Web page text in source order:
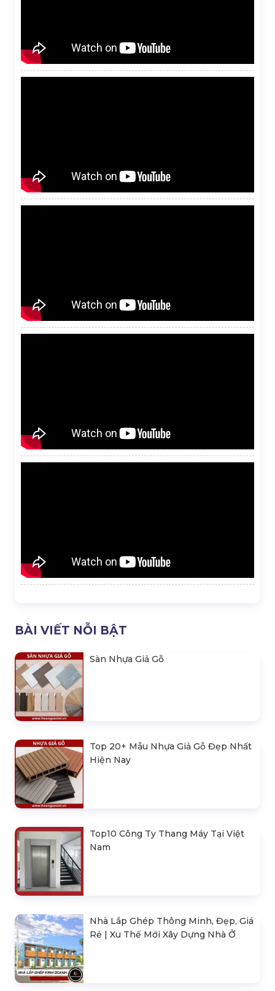
BÀI VIẾT NỖI BẬT
Sàn Nhựa Giả Gỗ
Top 20+ Mẫu Nhựa Giả Gỗ Đẹp Nhất
Hiện Nay
Top10 Công Ty Thang Máy Tại Việt
Nam
Nhà Lắp Ghép Thông Minh, Đẹp, Giá
Rẻ | Xu Thế Mới Xây Dựng Nhà Ở